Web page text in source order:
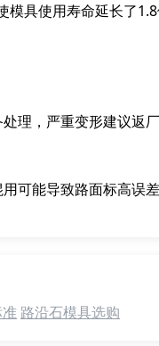
具使用寿命延长了1.8
理，严重变形建议返厂
可能导致路面标高误差
路沿石模具选购